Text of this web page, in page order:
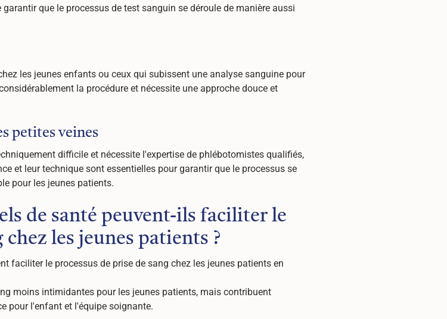
que le processus de test sanguin se déroule de manière aussi
les jeunes enfants ou ceux qui subissent une analyse sanguine pour
la procédure et nécessite une approche douce et
petites veines
difficile et nécessite l'expertise de phlébotomistes qualifiés,
et leur technique sont essentielles pour garantir que le processus se
pour les jeunes patients.
de santé peuvent-ils faciliter le
les jeunes patients ?
faciliter le processus de prise de sang chez les jeunes patients en
moins intimidantes pour les jeunes patients, mais contribuent
pour l'enfant et l'équipe soignante.